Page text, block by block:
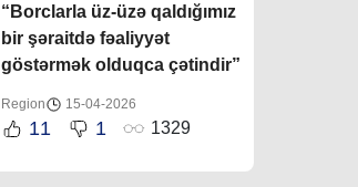
“Borclarla üz-üzə qaldığımız
bir şəraitdə fəaliyyət
göstərmək olduqca çətindir”
Region 15-04-2026
11 1 1329